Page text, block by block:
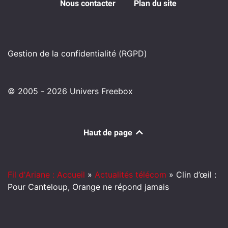
Nous contacter Plan du site
Gestion de la confidentialité (RGPD)
© 2005 - 2026 Univers Freebox
Haut de page
Fil d'Ariane : Accueil » Actualités télécom » Clin d’œil :
Pour Canteloup, Orange ne répond jamais